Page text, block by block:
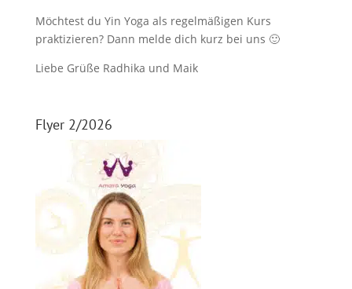
Möchtest du Yin Yoga als regelmäßigen Kurs
praktizieren? Dann melde dich kurz bei uns 🙂
Liebe Grüße Radhika und Maik
Flyer 2/2026